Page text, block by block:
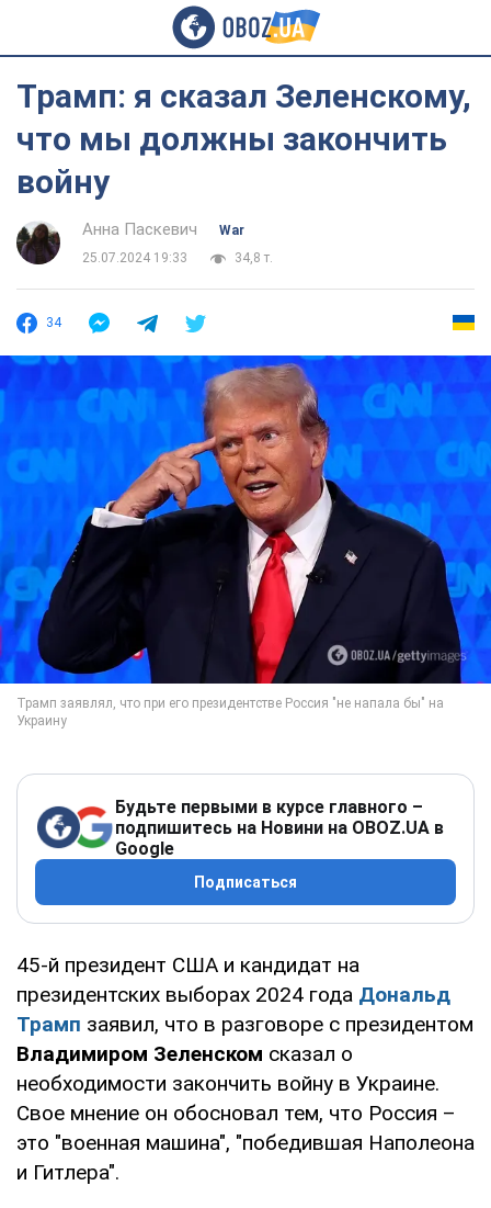
Трамп: я сказал Зеленскому,
что мы должны закончить
войну
Анна Паскевич
War
25.07.2024 19:33
34,8 т.
34
Будьте первыми в курсе главного –
подпишитесь на Новини на OBOZ.UA в
Google
Подписаться
45-й президент США и кандидат на
президентских выборах 2024 года Дональд
Трамп заявил, что в разговоре с президентом
Владимиром Зеленском сказал о
необходимости закончить войну в Украине.
Свое мнение он обосновал тем, что Россия –
это "военная машина", "победившая Наполеона
и Гитлера".